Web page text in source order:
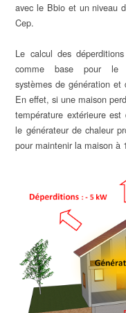
avec le Bbio et un niveau
Cep.
Le calcul des
comme base pour le
systèmes de génération et
En effet, si une maison
température extérieure
le générateur de chaleur
pour maintenir la maison à